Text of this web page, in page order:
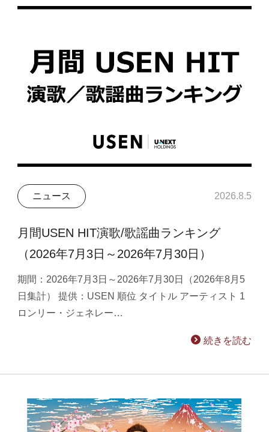
ニュース 2026.8.5
月間USEN HIT演歌/歌謡曲ランキング
（2026年7月3日～2026年7月30日）
期間：2026年7月3日～2026年7月30日（2026年8月5
日集計） 提供：USEN 順位 タイトル アーティスト 1
ロンリー・ジェネレー…
続きを読む